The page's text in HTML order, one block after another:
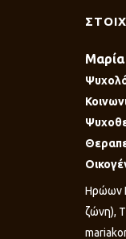
Ηρώων
ζώνη),